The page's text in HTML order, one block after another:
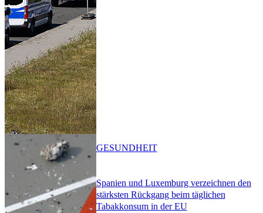
Spanien und Luxemburg verzeichnen den
stärksten Rückgang beim täglichen
Tabakkonsum in der EU
GESUNDHEIT